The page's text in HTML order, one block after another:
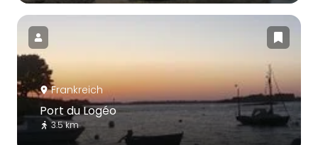
Frankreich
Port du Logéo
3.5 km